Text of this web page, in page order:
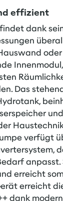
effizient
dank
Das
verfügt
anpasst.
erreicht
erreicht
dank